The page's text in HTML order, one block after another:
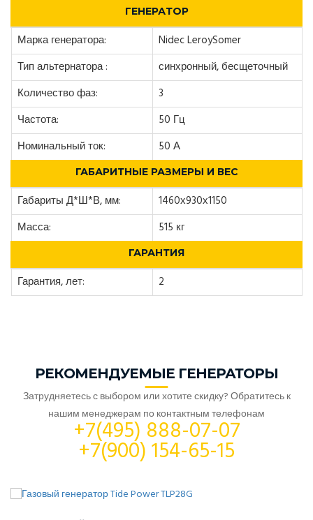
ГЕНЕРАТОР
Марка генератора:
Nidec LeroySomer
Тип альтернатора :
синхронный, бесщеточный
Количество фаз:
3
Частота:
50 Гц
Номинальный ток:
50 А
ГАБАРИТНЫЕ РАЗМЕРЫ И ВЕС
Габариты Д*Ш*В, мм:
1460х930х1150
Масса:
515 кг
ГАРАНТИЯ
Гарантия, лет: 2
РЕКОМЕНДУЕМЫЕ ГЕНЕРАТОРЫ
Затрудняетесь с выбором или хотите скидку? Обратитесь к
нашим менеджерам по контактным телефонам
+7(495) 888-07-07
+7(900) 154-65-15